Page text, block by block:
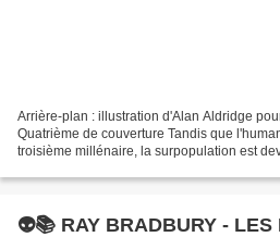
Arrière-plan : illustration d'Alan Aldridge
Quatrième de couverture Tandis que
troisième millénaire, la surpopulation est
👽📚 RAY BRADBURY -